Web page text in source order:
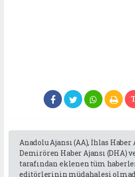
Anadolu Ajansı (AA), İhlas Haber
Demirören Haber Ajansı (DHA)
tarafından eklenen tüm
editörlerinin müdahalesi